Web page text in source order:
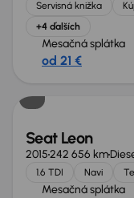
Servisná knižka
+4 ďalších
Mesačná splátka
od 21 €
Seat Leon
2015242 656 km
1.6 TDI Navi
Mesačná splátka